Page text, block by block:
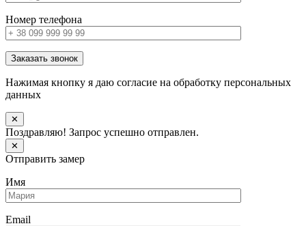
Номер телефона
Заказать звонок
Нажимая кнопку я даю согласие на обработку персональных
данных
✕
Поздравляю! Запрос успешно отправлен.
✕
Отправить замер
Имя
Email